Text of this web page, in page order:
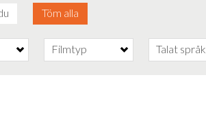
Töm alla
Filmtyp Talat språk